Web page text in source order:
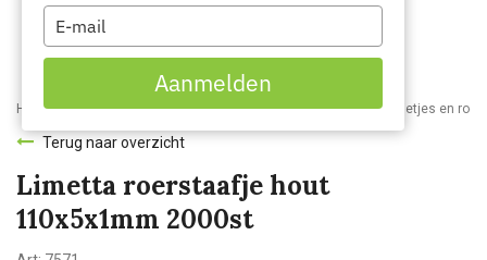
Home Webshop Kantineartikelen Disposable servies Drinkrietjes en
Terug naar overzicht
Limetta roerstaafje hout
110x5x1mm 2000st
name
Type
your
email
Aanmelden